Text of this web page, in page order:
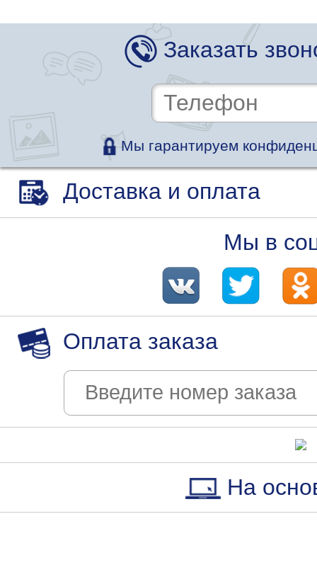
Заказать
Мы гарантируем
Доставка и оплата
Мы в
Оплата заказа
На